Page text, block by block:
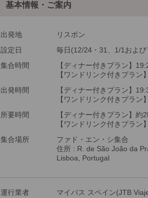
最少催行人数
ツアーコード
基本情報・ご案内
出発地
リスボン
設定日
毎日(12/24・31、1/1およ
集合時間
【ディナー付きプラン】
【ワンドリンク付きプラン
出発時間
【ディナー付きプラン】
【ワンドリンク付きプラン
所要時間
【ディナー付きプラン】約
【ワンドリンク付きプラン
集合場所
ファド・エン・シ集合
住所 : R. de São João da
Lisboa, Portugal
運行業者
マイバス スペイン(JTB